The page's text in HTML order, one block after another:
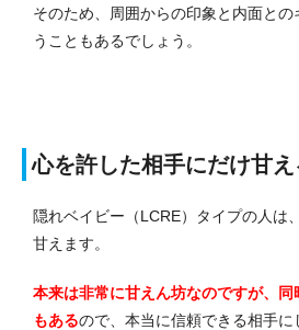
そのため、周囲からの印象と内面との
うこともあるでしょう。
心を許した相手にだけ甘え
隠れベイビー（LCRE）タイプの人は
甘えます。
本来は非常に甘えん坊なのですが、
もあるので、本当に信頼できる相手に